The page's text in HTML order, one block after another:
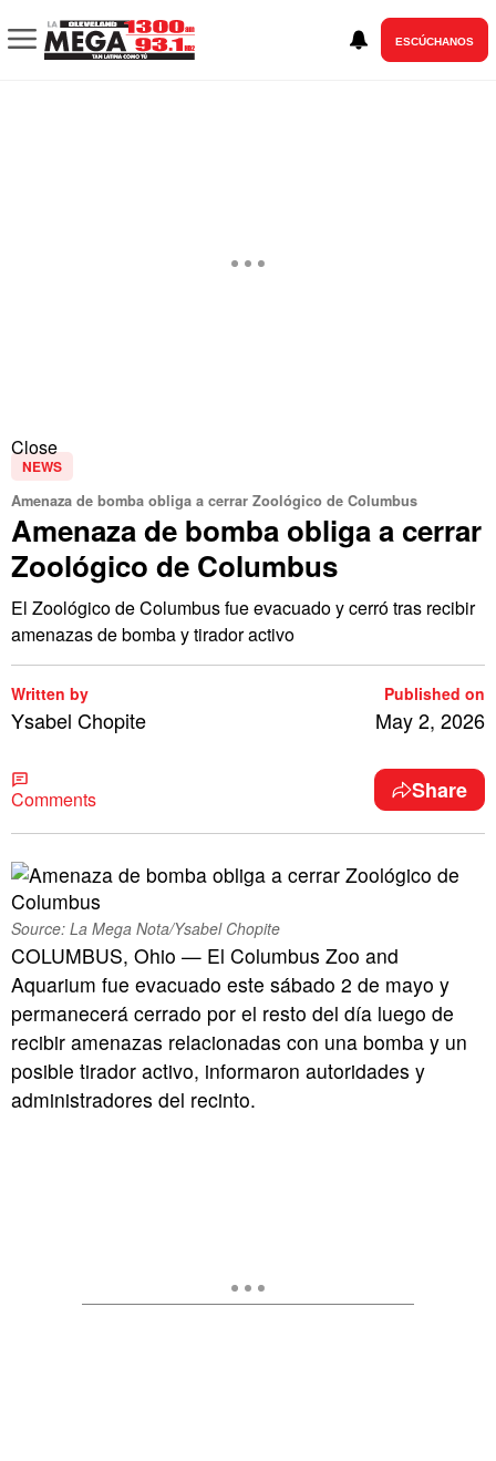
ESCÚCHANOS
Close
NEWS
Amenaza de bomba obliga a cerrar Zoológico de Columbus
Amenaza de bomba obliga a cerrar
Zoológico de Columbus
El Zoológico de Columbus fue evacuado y cerró tras recibir
amenazas de bomba y tirador activo
Written by
Ysabel Chopite
Published on
May 2, 2026
Comments Share
Source: La Mega Nota/Ysabel Chopite
COLUMBUS, Ohio — El Columbus Zoo and
Aquarium fue evacuado este sábado 2 de mayo y
permanecerá cerrado por el resto del día luego de
recibir amenazas relacionadas con una bomba y un
posible tirador activo, informaron autoridades y
administradores del recinto.